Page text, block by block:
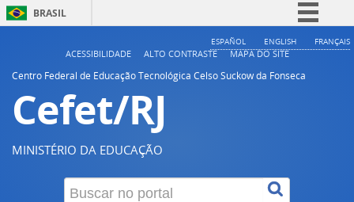
BRASIL
Simplifique!
ESPAÑOL ENGLISH FRANÇAIS
ACESSIBILIDADE ALTO CONTRASTE
MAPA DO SITE
Centro Federal de Educação Tecnológica Celso Suckow da Fonseca
Cefet/RJ
MINISTÉRIO DA EDUCAÇÃO